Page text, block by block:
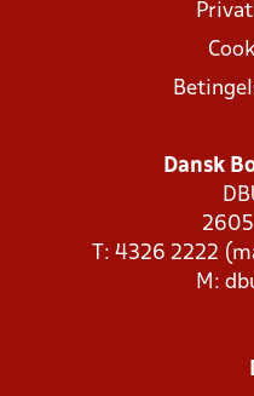
Dansk
T: 4326 2222
M: